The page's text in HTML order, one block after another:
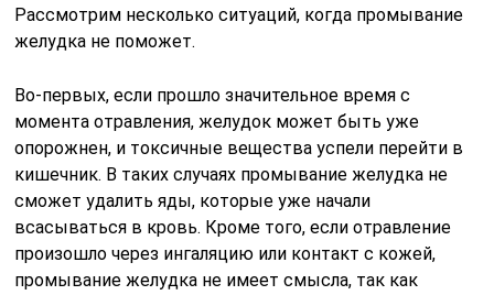
Рассмотрим несколько ситуаций, когда промывание
желудка не поможет.
Во-первых, если прошло значительное время с
момента отравления, желудок может быть уже
опорожнен, и токсичные вещества успели перейти в
кишечник. В таких случаях промывание желудка не
сможет удалить яды, которые уже начали
всасываться в кровь. Кроме того, если отравление
произошло через ингаляцию или контакт с кожей,
промывание желудка не имеет смысла, так как